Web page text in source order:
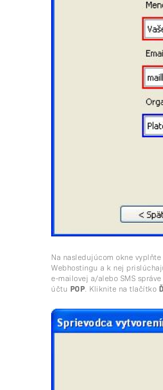
Na nasledujúcom okne
Webhostingu a k nej
e-mailovej a/alebo SMS
účtu POP. Kliknite na tlačítko